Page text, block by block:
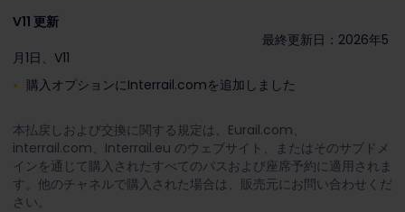
V11 更新
最終更新日：2026年5
月1日、V11
購入オプションにInterrail.comを追加しました
本払戻しおよび交換に関する規定は、Eurail.com、
interrail.com、Interrail.eu のウェブサイト、またはそのサブドメ
インを通じて購入されたすべてのパスおよび座席予約に適用されま
す。他のチャネルで購入された場合は、販売元にお問い合わせくだ
さい。